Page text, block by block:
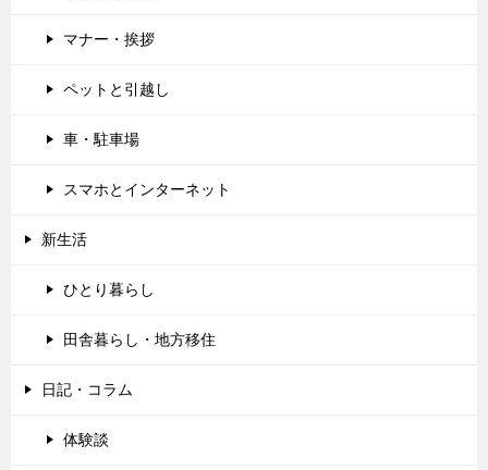
マナー・挨拶
ペットと引越し
車・駐車場
スマホとインターネット
新生活
ひとり暮らし
田舎暮らし・地方移住
日記・コラム
体験談